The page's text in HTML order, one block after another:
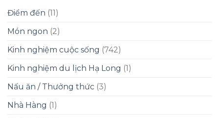
Điểm đến (11)
Món ngon (2)
Kinh nghiệm cuộc sống (742)
Kinh nghiệm du lịch Hạ Long (1)
Nấu ăn / Thưởng thức (3)
Nhà Hàng (1)